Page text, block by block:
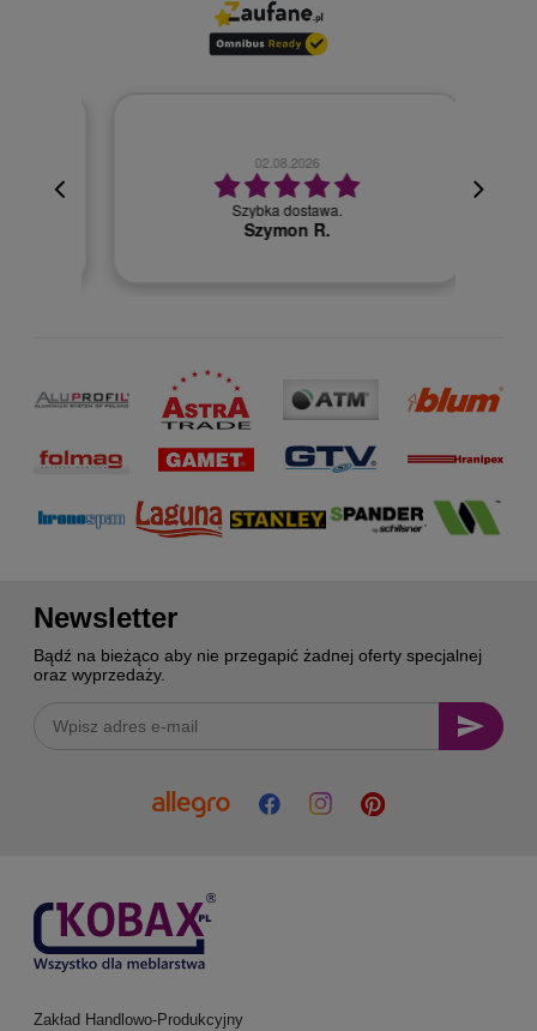
02.08.2026
Szybka dostawa.
Szymon R.
Newsletter
Bądź na bieżąco aby nie przegapić żadnej oferty specjalnej
oraz wyprzedaży.
Zakład Handlowo-Produkcyjny